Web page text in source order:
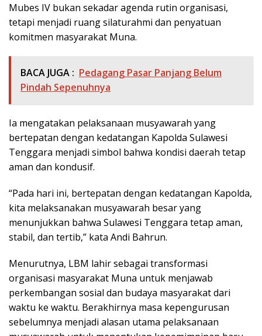
Mubes IV bukan sekadar agenda rutin organisasi,
tetapi menjadi ruang silaturahmi dan penyatuan
komitmen masyarakat Muna.
BACA JUGA : Pedagang Pasar Panjang Belum
Pindah Sepenuhnya
Ia mengatakan pelaksanaan musyawarah yang
bertepatan dengan kedatangan Kapolda Sulawesi
Tenggara menjadi simbol bahwa kondisi daerah tetap
aman dan kondusif.
“Pada hari ini, bertepatan dengan kedatangan Kapolda,
kita melaksanakan musyawarah besar yang
menunjukkan bahwa Sulawesi Tenggara tetap aman,
stabil, dan tertib,” kata Andi Bahrun.
Menurutnya, LBM lahir sebagai transformasi
organisasi masyarakat Muna untuk menjawab
perkembangan sosial dan budaya masyarakat dari
waktu ke waktu. Berakhirnya masa kepengurusan
sebelumnya menjadi alasan utama pelaksanaan